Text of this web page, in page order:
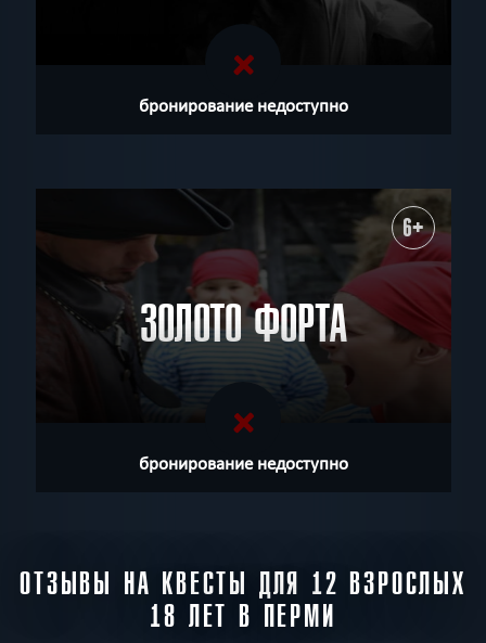
бронирование недоступно
6+
ЗОЛОТО ФОРТА
бронирование недоступно
ОТЗЫВЫ НА КВЕСТЫ ДЛЯ 12 ВЗРОСЛЫХ
18 ЛЕТ В ПЕРМИ